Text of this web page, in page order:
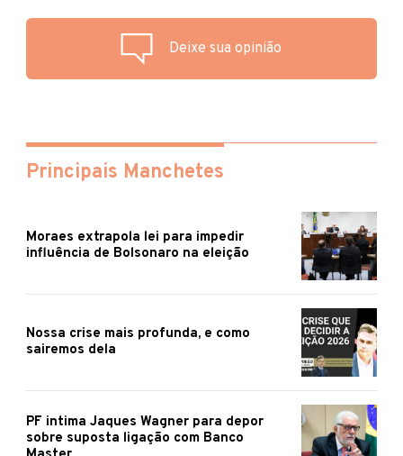
Deixe sua opinião
Principais Manchetes
Moraes extrapola lei para impedir
influência de Bolsonaro na eleição
Nossa crise mais profunda, e como
sairemos dela
PF intima Jaques Wagner para depor
sobre suposta ligação com Banco